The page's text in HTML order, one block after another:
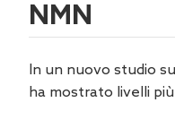
NMN
In un nuovo studio
ha mostrato livelli